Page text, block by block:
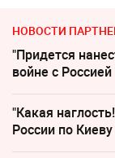
НОВОСТИ
"Придется
войне с Россией
"Какая
России по Киеву